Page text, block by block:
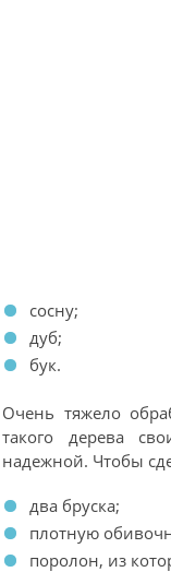
сосну;
дуб;
бук.
Очень тяжело
такого дерева
надежной. Чтобы
два бруска;
плотную
поролон, из